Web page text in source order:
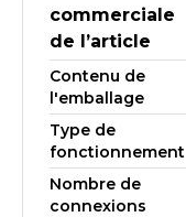
commerciale
de l’article
Contenu de
l'emballage
Type de
fonctionnement
Nombre de
connexions